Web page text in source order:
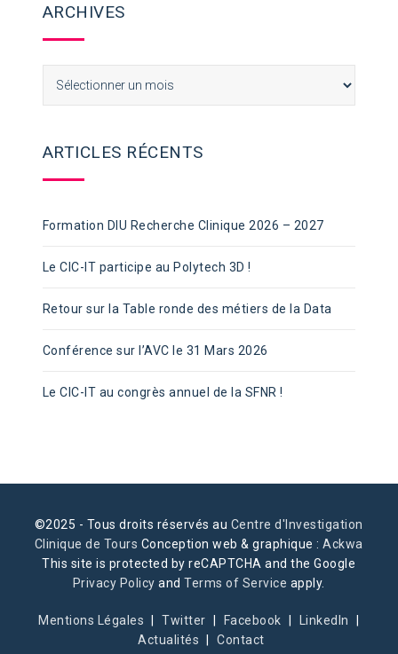
ARCHIVES
ARTICLES RÉCENTS
Formation DIU Recherche Clinique 2026 – 2027
Le CIC-IT participe au Polytech 3D !
Retour sur la Table ronde des métiers de la Data
Conférence sur l’AVC le 31 Mars 2026
Le CIC-IT au congrès annuel de la SFNR !
©2025 - Tous droits réservés au Centre d'Investigation
Clinique de Tours Conception web & graphique :Ackwa
This site is protected by reCAPTCHA and the Google
Privacy Policy andTerms of Service apply.
Mentions Légales Twitter Facebook
LinkedIn
Actualités
Contact